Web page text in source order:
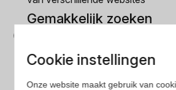
Gemakkelijk zoeken
parfum met onze geavanceerde
Bespaar tijd en geld
Cookie instellingen
Onze website maakt gebruik van